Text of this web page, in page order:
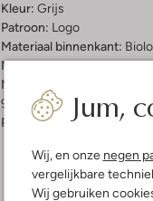
Jum,
Wij, en onze negen
vergelijkbare
Wij gebruiken
Kleur: Grijs
Patroon: Logo
Materiaal binnenkant:
Materiaal:Katoen
Materiaalpercentages:
95% Katoen, 5% Elastaan
Pasvorm:
Aansluitend